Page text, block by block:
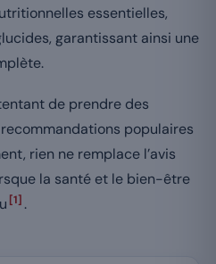
essentielles,
garantissant ainsi une
de prendre des
populaires
rien ne remplace l’avis
la santé et le bien-être
[1] .